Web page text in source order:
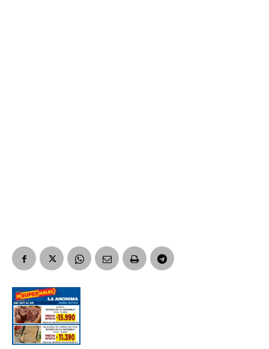
Suscribirme gratis
Dirección de correo electrónico